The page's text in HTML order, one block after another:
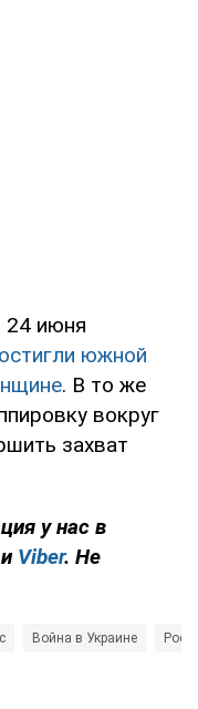
24 июня
южной
. В то же
вокруг
захват
у нас в
Viber. Не
Война в Украине